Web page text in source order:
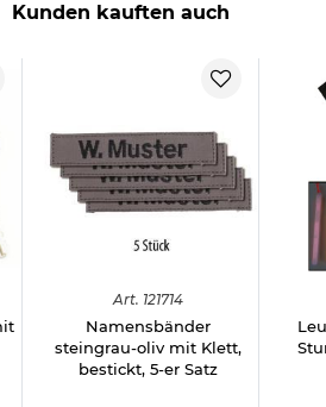
Kunden kauften auch
Art. 121714
Namensbänder
steingrau-oliv mit Klett,
bestickt, 5-er Satz